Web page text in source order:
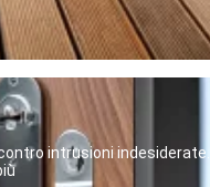
intrusioni indesiderate.